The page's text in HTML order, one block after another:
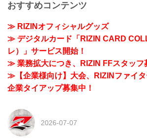
おすすめコンテンツ
≫ RIZINオフィシャルグッズ
≫ デジタルカード「RIZIN CARD
レ）」サービス開始！
≫ 業務拡大につき、RIZIN FFスタッフ
≫【企業様向け】大会、RIZINファイ
企業タイアップ募集中！
2026-07-07